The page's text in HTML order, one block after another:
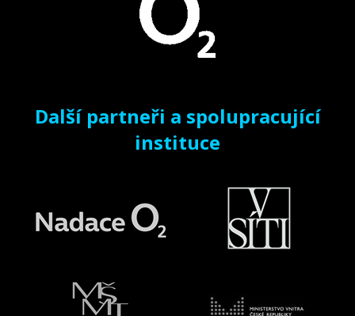
Další partneři a spolupracující
instituce